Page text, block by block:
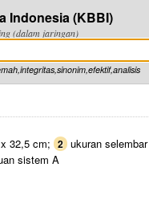
Indonesia (KBBI)
(dalam jaringan)
32,5 cm; 2 ukuran
sistem A